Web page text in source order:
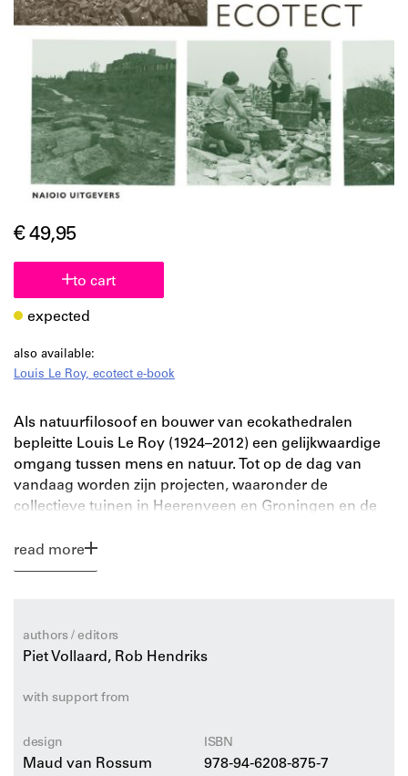
€ 49,95
to cart
expected
also available:
Louis Le Roy, ecotect e-book
Als natuurfilosoof en bouwer van ecokathedralen
bepleitte Louis Le Roy (1924–2012) een gelijkwaardige
omgang tussen mens en natuur. Tot op de dag van
vandaag worden zijn projecten, waaronder de
collectieve tuinen in Heerenveen en Groningen en de
door vrijwilligers.
ontwikkelingen in de tijd. Le Roy ging spontaan te werk
en maakte vrijwel geen tekeningen. De tekeningen in
scans: een uniek instrument om de projecten te
aan de hand van sleutelbegrippen als ‘natuur-
cultuurfusie’, complexiteit, en de vrije creatieve
read more
authors / editors
Piet Vollaard, Rob Hendriks
with support from
design
Maud van Rossum
ISBN
978-94-6208-875-7